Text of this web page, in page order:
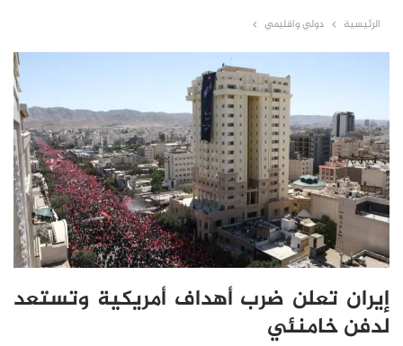
الرئيسية دولي واقليمي
إيران تعلن ضرب أهداف أمريكية وتستعد
لدفن خامنئي